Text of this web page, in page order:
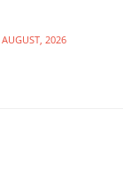
2026